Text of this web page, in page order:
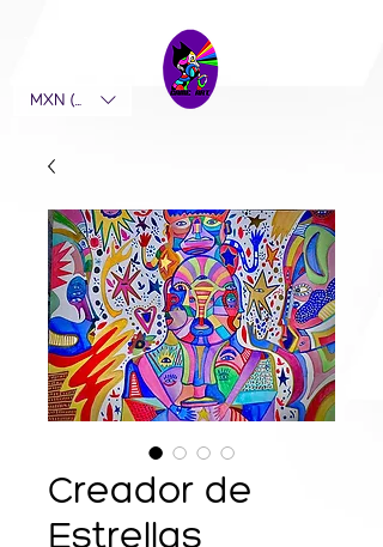
MXN ($)
Creador de
Estrellas